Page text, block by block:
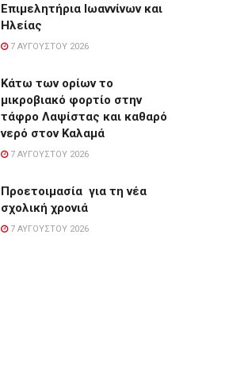
Επιμελητήρια Ιωαννίνων και
Ηλείας
7 ΑΥΓΟΎΣΤΟΥ 2026
Κάτω των ορίων το
μικροβιακό φορτίο στην
τάφρο Λαψίστας και καθαρό
νερό στον Καλαμά
7 ΑΥΓΟΎΣΤΟΥ 2026
Προετοιμασία για τη νέα
σχολική χρονιά
7 ΑΥΓΟΎΣΤΟΥ 2026